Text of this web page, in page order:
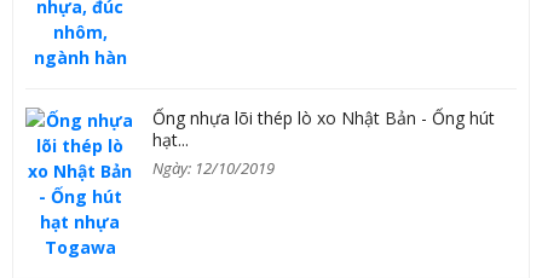
Ống nhựa lõi thép lò xo Nhật Bản - Ống hút
hạt...
Ngày: 12/10/2019